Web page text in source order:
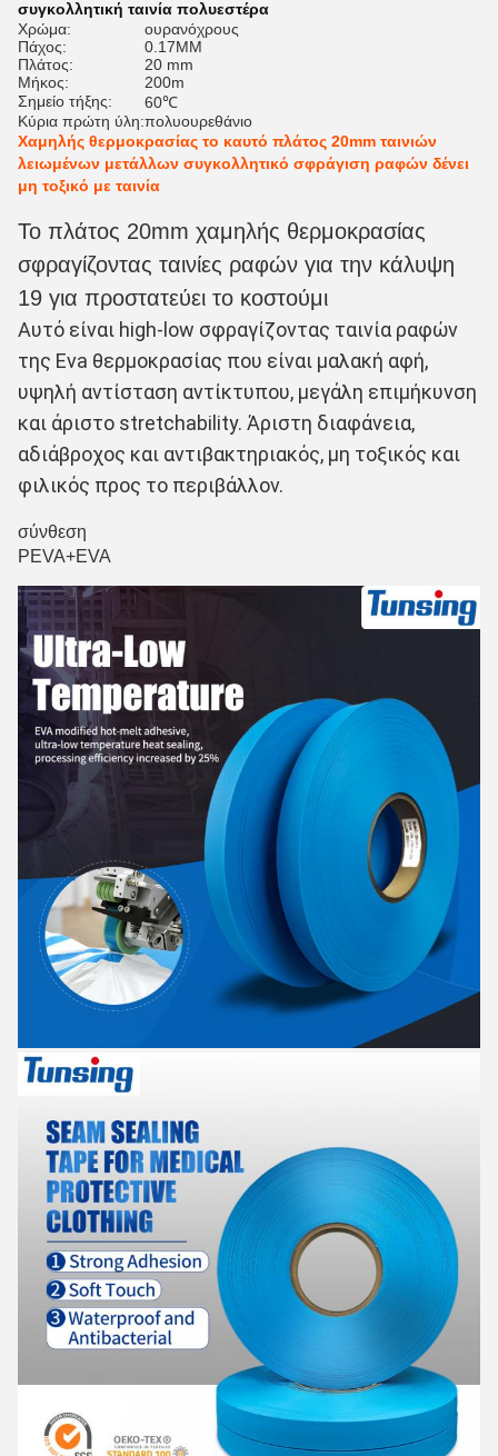
συγκολλητική ταινία πολυεστέρα
Χρώμα:
ουρανόχρους
Πάχος:
0.17MM
Πλάτος:
20 mm
Μήκος:
200m
Σημείο τήξης:
60℃
Κύρια πρώτη ύλη:πολυουρεθάνιο
Χαμηλής θερμοκρασίας το καυτό πλάτος 20mm ταινιών
λειωμένων μετάλλων συγκολλητικό σφράγιση ραφών δένει
μη τοξικό με ταινία
Το πλάτος 20mm χαμηλής θερμοκρασίας
σφραγίζοντας ταινίες ραφών για την κάλυψη
19 για προστατεύει το κοστούμι
Αυτό είναι high-low σφραγίζοντας ταινία ραφών
της Eva θερμοκρασίας που είναι μαλακή αφή,
υψηλή αντίσταση αντίκτυπου, μεγάλη επιμήκυνση
και άριστο stretchability. Άριστη διαφάνεια,
αδιάβροχος και αντιβακτηριακός, μη τοξικός και
φιλικός προς το περιβάλλον.
σύνθεση
PEVA+EVA